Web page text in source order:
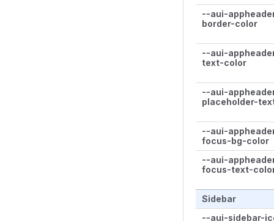
--aui-
border-color
--aui-
text-color
--aui-
placeholder-
--aui-
focus-bg-color
--aui-
focus-text-
Sidebar
--aui-sidebar-